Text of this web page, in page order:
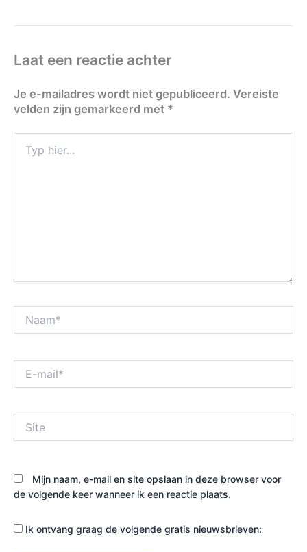
Laat een reactie achter
Je e-mailadres wordt niet gepubliceerd. Vereiste
velden zijn gemarkeerd met *
hier...
mail*
Mijn naam, e-mail en site opslaan in deze browser voor
de volgende keer wanneer ik een reactie plaats.
Ik ontvang graag de volgende gratis nieuwsbrieven: